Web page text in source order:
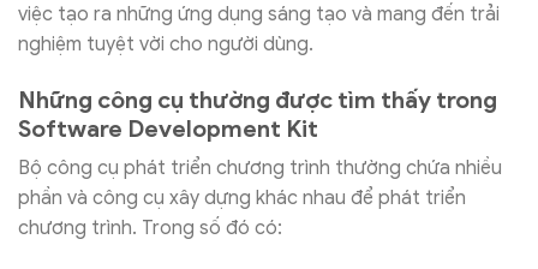
việc tạo ra những ứng dụng sáng tạo và mang đến trải
nghiệm tuyệt vời cho người dùng.
Những công cụ thường được tìm thấy trong
Software Development Kit
Bộ công cụ phát triển chương trình thường chứa nhiều
phần và công cụ xây dựng khác nhau để phát triển
chương trình. Trong số đó có: